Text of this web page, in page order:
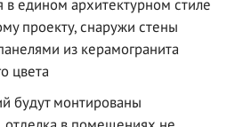
в едином архитектурном стиле
проекту, снаружи стены
из керамогранита
цвета
будут монтированы